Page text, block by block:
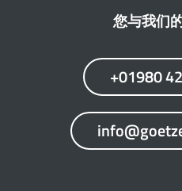
您与我们
+01980